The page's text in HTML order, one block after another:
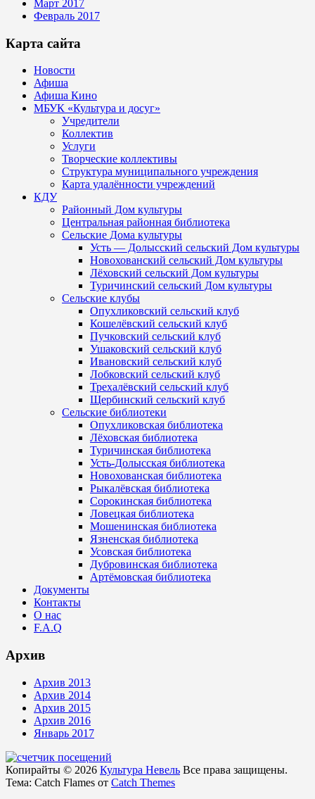
Март 2017
Февраль 2017
Карта сайта
Новости
Афиша
Афиша Кино
МБУК «Культура и досуг»
Учредители
Коллектив
Услуги
Творческие коллективы
Структура муниципального учреждения
Карта удалённости учреждений
КДУ
Районный Дом культуры
Центральная районная библиотека
Сельские Дома культуры
Усть — Долысский сельский Дом культуры
Новохованский сельский Дом культуры
Лёховский сельский Дом культуры
Туричинский сельский Дом культуры
Сельские клубы
Опухликовский сельский клуб
Кошелёвский сельский клуб
Пучковский сельский клуб
Ушаковский сельский клуб
Ивановский сельский клуб
Лобковский сельский клуб
Трехалёвский сельский клуб
Щербинский сельский клуб
Сельские библиотеки
Опухликовская библиотека
Лёховская библиотека
Туричинская библиотека
Усть-Долысская библиотека
Новохованская библиотека
Рыкалёвская библиотека
Сорокинская библиотека
Ловецкая библиотека
Мошенинская библиотека
Язненская библиотека
Усовская библиотека
Дубровинская библиотека
Артёмовская библиотека
Документы
Контакты
О нас
F.A.Q
Архив
Архив 2013
Архив 2014
Архив 2015
Архив 2016
Январь 2017
Копирайты © 2026 Культура Невель Все права защищены.
Тема: Catch Flames от Catch Themes